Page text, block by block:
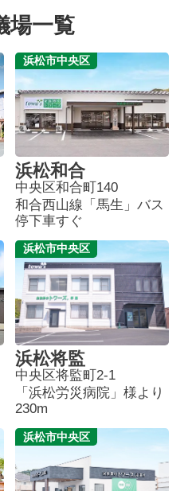
場一覧
浜松市中央区
浜松和合
中央区和合町140
和合西山線「馬生」バス
停下車すぐ
浜松市中央区
浜松将監
中央区将監町2-1
「浜松労災病院」様より
230m
浜松市中央区